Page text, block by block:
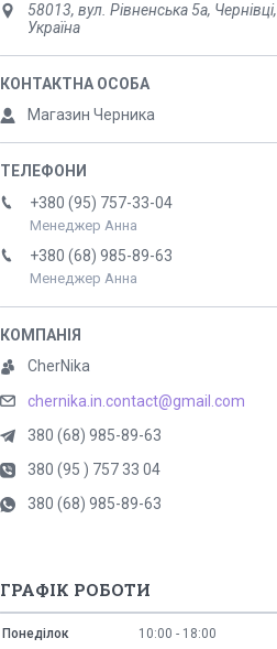
58013, вул. Рівненська 5а, Чернівці,
Україна
Магазин Черника
+380 (95) 757-33-04
Менеджер Анна
+380 (68) 985-89-63
Менеджер Анна
CherNika
chernika.in.contact@gmail.com
380 (68) 985-89-63
380 (95 ) 757 33 04
380 (68) 985-89-63
ГРАФІК РОБОТИ
Понеділок 10:00 18:00